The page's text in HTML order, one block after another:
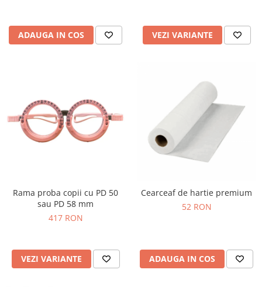
ADAUGA IN COS VEZI VARIANTE
Rama proba copii cu PD 50
sau PD 58 mm
417 RON
VEZI VARIANTE
Cearceaf de hartie premium
52 RON
ADAUGA IN COS